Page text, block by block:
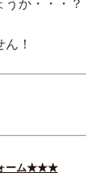
！
ーム★★★